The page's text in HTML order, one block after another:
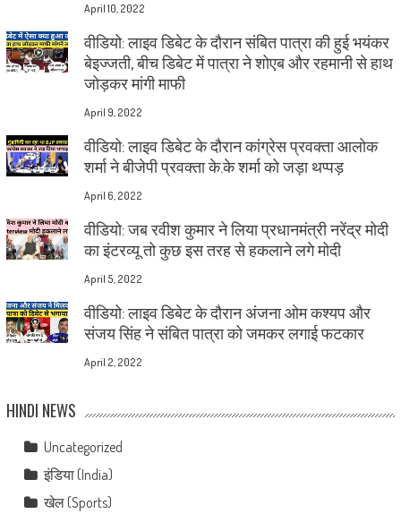
April 10, 2022
वीडियो: लाइव डिबेट के दौरान संबित पात्रा की हुई भयंकर
बेइज्जती, बीच डिबेट में पात्रा ने शोएब और रहमानी से हाथ
जोड़कर मांगी माफी
April 9, 2022
वीडियो: लाइव डिबेट के दौरान कांग्रेस प्रवक्ता आलोक
शर्मा ने बीजेपी प्रवक्ता के.के शर्मा को जड़ा थप्पड़
April 6, 2022
वीडियो: जब रवीश कुमार ने लिया प्रधानमंत्री नरेंद्र मोदी
का इंटरव्यू तो कुछ इस तरह से हकलाने लगे मोदी
April 5, 2022
वीडियो: लाइव डिबेट के दौरान अंजना ओम कश्यप और
संजय सिंह ने संबित पात्रा को जमकर लगाई फटकार
April 2, 2022
HINDI NEWS
Uncategorized
इंडिया (India)
खेल (Sports)